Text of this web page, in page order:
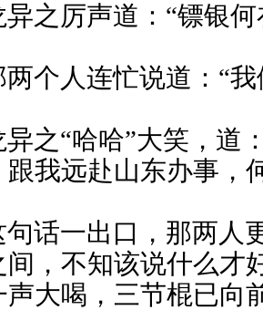
之厉声道：“镖银何
个人连忙说道：“
之“哈哈”大笑，道
跟我远赴山东办事，
话一出口，那两人
间，不知该说什么才
声大喝，三节棍已向